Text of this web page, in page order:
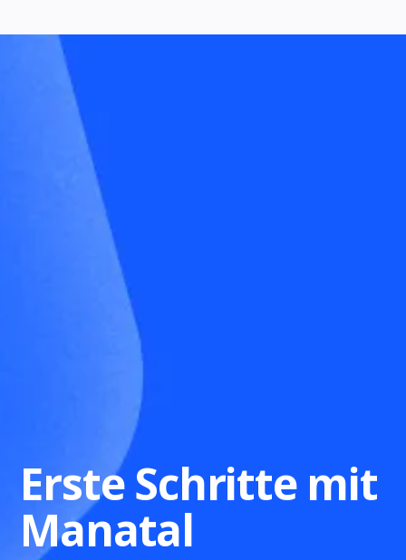
Erste Schritte mit
Manatal